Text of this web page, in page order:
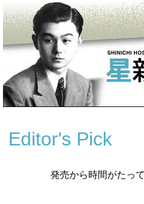
Editor's Pick
発売から時間がたっ